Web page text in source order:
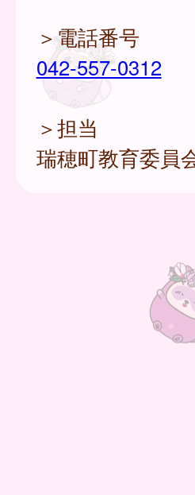
＞電話番号
042-557-0312
＞担当
瑞穂町教育委